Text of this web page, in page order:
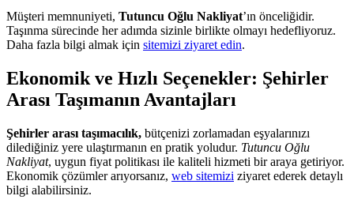
Müşteri memnuniyeti, Tutuncu Oğlu Nakliyat’ın önceliğidir.
Taşınma sürecinde her adımda sizinle birlikte olmayı hedefliyoruz.
Daha fazla bilgi almak için sitemizi ziyaret edin.
Ekonomik ve Hızlı Seçenekler: Şehirler
Arası Taşımanın Avantajları
Şehirler arası taşımacılık, bütçenizi zorlamadan eşyalarınızı
dilediğiniz yere ulaştırmanın en pratik yoludur. Tutuncu Oğlu
Nakliyat, uygun fiyat politikası ile kaliteli hizmeti bir araya getiriyor.
Ekonomik çözümler arıyorsanız, web sitemizi ziyaret ederek detaylı
bilgi alabilirsiniz.